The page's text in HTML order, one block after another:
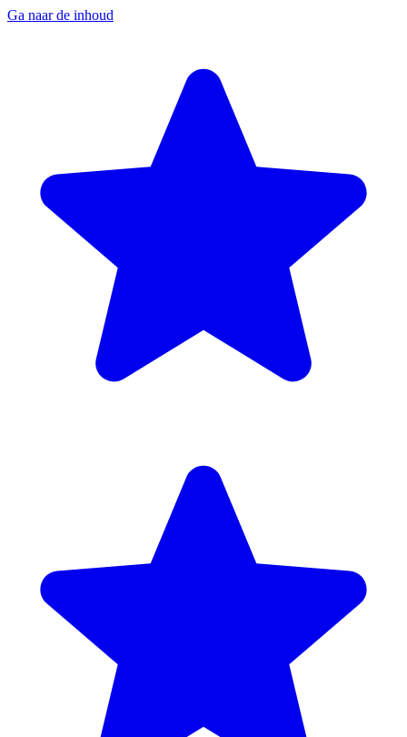
Ga naar de inhoud